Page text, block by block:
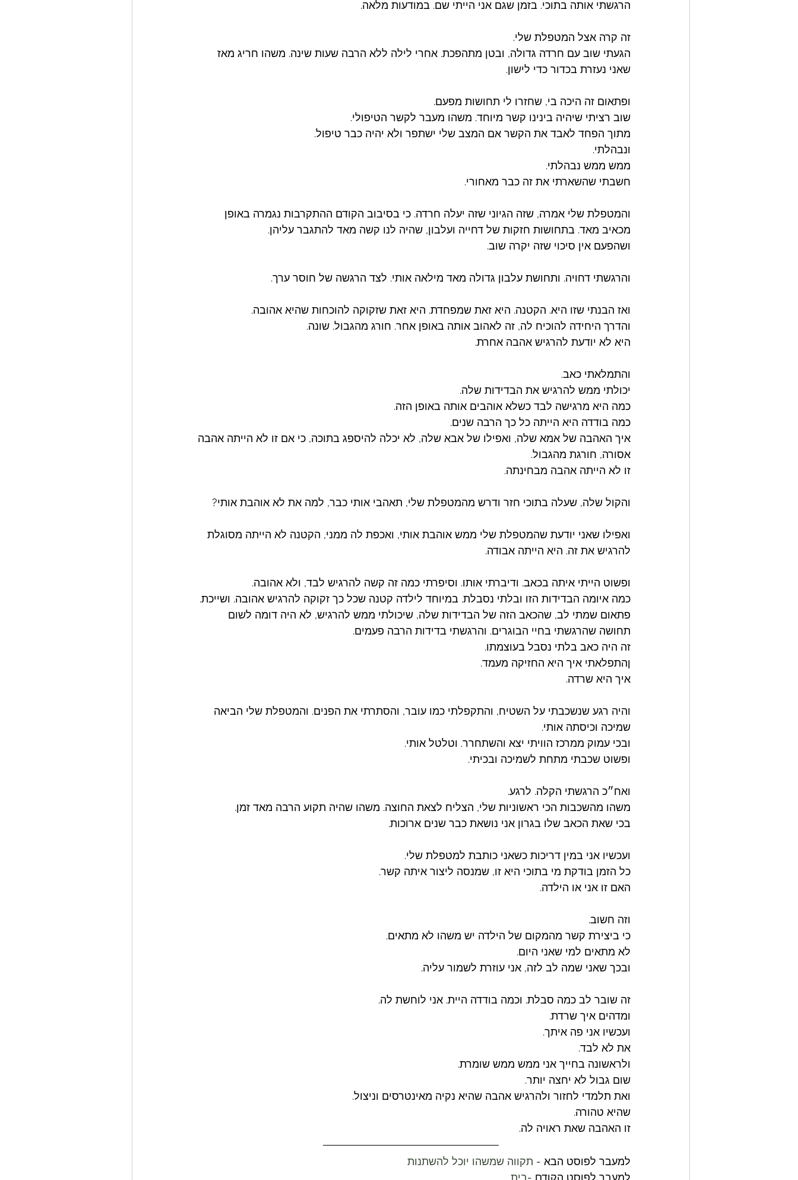
הרגשתי אותה בתוכי. בזמן שגם אני הייתי שם. במודעות מלאה.
זה קרה אצל המטפלת שלי.
הגעתי שוב עם חרדה גדולה, ובטן מתהפכת. אחרי לילה ללא הרבה שעות שינה. משהו חריג מאז
שאני נעזרת בכדור כדי לישון.
ופתאום זה היכה בי, שחזרו לי תחושות מפעם.
שוב רציתי שיהיה בינינו קשר מיוחד. משהו מעבר לקשר הטיפולי.
מתוך הפחד לאבד את הקשר אם המצב שלי ישתפר ולא יהיה כבר טיפול.
ונבהלתי.
ממש ממש נבהלתי.
חשבתי שהשארתי את זה כבר מאחורי.
והמטפלת שלי אמרה, שזה הגיוני שזה יעלה חרדה. כי בסיבוב הקודם ההתקרבות נגמרה באופן
מכאיב מאד. בתחושות חזקות של דחייה ועלבון, שהיה לנו קשה מאד להתגבר עליהן.
ושהפעם אין סיכוי שזה יקרה שוב.
והרגשתי דחויה. ותחושת עלבון גדולה מאד מילאה אותי. לצד הרגשה של חוסר ערך.
ואז הבנתי שזו היא. הקטנה. היא זאת שמפחדת. היא זאת שזקוקה להוכחות שהיא אהובה.
והדרך היחידה להוכיח לה, זה לאהוב אותה באופן אחר. חורג מהגבול. שונה.
היא לא יודעת להרגיש אהבה אחרת.
והתמלאתי כאב.
יכולתי ממש להרגיש את הבדידות שלה.
כמה היא מרגישה לבד כשלא אוהבים אותה באופן הזה.
כמה בודדה היא הייתה כל כך הרבה שנים.
איך האהבה של אמא שלה, ואפילו של אבא שלה, לא יכלה להיספג בתוכה, כי אם זו לא הייתה אהבה
אסורה, חורגת מהגבול.
זו לא הייתה אהבה מבחינתה.
והקול שלה, שעלה בתוכי חזר ודרש מהמטפלת שלי, תאהבי אותי כבר, למה את לא אוהבת אותי?
ואפילו שאני יודעת שהמטפלת שלי ממש אוהבת אותי, ואכפת לה ממני, הקטנה לא הייתה מסוגלת
להרגיש את זה. היא הייתה אבודה.
ופשוט הייתי איתה בכאב. ודיברתי אותו. וסיפרתי כמה זה קשה להרגיש לבד, ולא אהובה.
כמה איומה הבדידות הזו ובלתי נסבלת. במיוחד לילדה קטנה שכל כך זקוקה להרגיש אהובה. ושייכת.
פתאום שמתי לב, שהכאב הזה של הבדידות שלה, שיכולתי ממש להרגיש, לא היה דומה לשום
תחושה שהרגשתי בחיי הבוגרים. והרגשתי בדידות הרבה פעמים.
זה היה כאב בלתי נסבל בעוצמתו.
ןהתפלאתי איך היא החזיקה מעמד.
איך היא שרדה.
והיה רגע שנשכבתי על השטיח, והתקפלתי כמו עובר, והסתרתי את הפנים. והמטפלת שלי הביאה
שמיכה וכיסתה אותי.
ובכי עמוק ממרכז הוויתי יצא והשתחרר. וטלטל אותי.
ופשוט שכבתי מתחת לשמיכה ובכיתי.
ואח״כ הרגשתי הקלה. לרגע.
משהו מהשכבות הכי ראשוניות שלי, הצליח לצאת החוצה. משהו שהיה תקוע הרבה מאד זמן.
בכי שאת הכאב שלו בגרון אני נושאת כבר שנים ארוכות.
ועכשיו אני במין דריכות כשאני כותבת למטפלת שלי.
כל הזמן בודקת מי בתוכי היא זו, שמנסה ליצור איתה קשר.
האם זו אני או הילדה.
וזה חשוב.
כי ביצירת קשר מהמקום של הילדה יש משהו לא מתאים.
לא מתאים למי שאני היום.
ובכך שאני שמה לב לזה, אני עוזרת לשמור עליה.
זה שובר לב כמה סבלת. וכמה בודדה היית. אני לוחשת לה.
ומדהים איך שרדת.
ועכשיו אני פה איתך.
את לא לבד.
ולראשונה בחייך אני ממש ממש שומרת.
שום גבול לא יחצה יותר.
ואת תלמדי לחזור ולהרגיש אהבה שהיא נקיה מאינטרסים וניצול.
שהיא טהורה.
זו האהבה שאת ראויה לה.
למעבר לפוסט הבא - תקווה שמשהו יוכל להשתנות